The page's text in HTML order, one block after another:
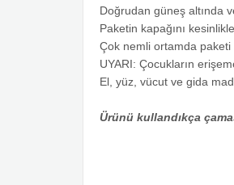
Doğrudan güneş altında
Paketin kapağını
Çok nemli ortamda paketi
UYARI: Çocukların
El, yüz, vücut ve gida
Ürünü kullandıkça